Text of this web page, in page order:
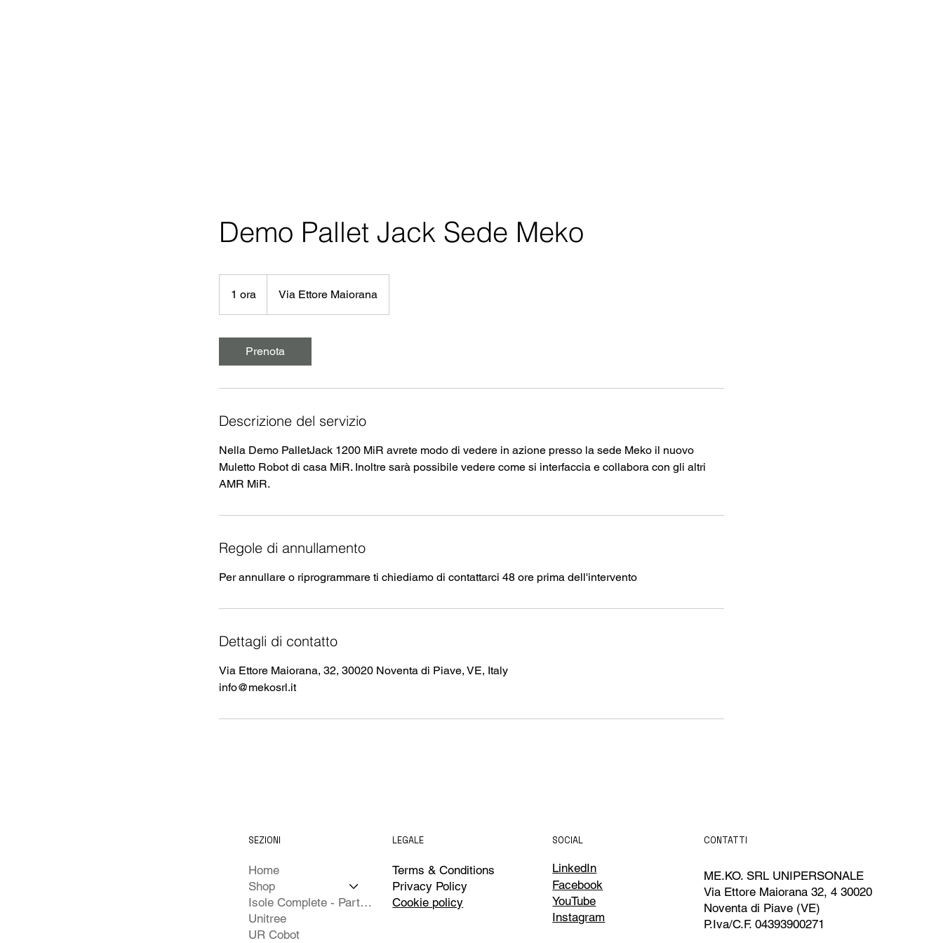
Demo Pallet Jack Sede Meko
1 ora
o
Via Ettore Maiorana
Prenota
Descrizione del servizio
Nella Demo PalletJack 1200 MiR avrete modo di vedere in azione presso la sede Meko il nuovo
Muletto Robot di casa MiR. Inoltre sarà possibile vedere come si interfaccia e collabora con gli altri
AMR MiR.
Regole di annullamento
Per annullare o riprogrammare ti chiediamo di contattarci 48 ore prima dell'intervento
Dettagli di contatto
Via Ettore Maiorana, 32, 30020 Noventa di Piave, VE, Italy
info@mekosrl.it
SEZIONI
Home
Shop
Isole Complete - Partner
Unitree
UR Cobot
LEGALE
Terms & Conditions
Privacy Policy
Cookie policy
SOCIAL
LinkedIn
Facebook
YouTube
Instagram
CONTATTI
ME.KO. SRL UNIPERSONALE
Via Ettore Maiorana 32, 4 30020
Noventa di Piave (VE)
P.Iva/C.F. 04393900271